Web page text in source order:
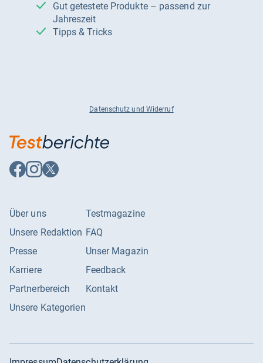
Gut getestete Produkte – passend zur
Jahreszeit
Tipps & Tricks
Datenschutz und Widerruf
Auf
Facebook
Auf
Instagram
Auf
X
Über uns
Unsere Redaktion
Presse
Karriere
Partnerbereich
Unsere Kategorien
Testmagazine
FAQ
Unser Magazin
Feedback
Kontakt